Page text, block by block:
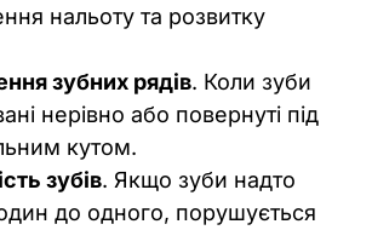
нальоту та розвитку
зубних рядів. Коли зуби
нерівно або повернуті під
кутом.
зубів. Якщо зуби надто
до одного, порушується